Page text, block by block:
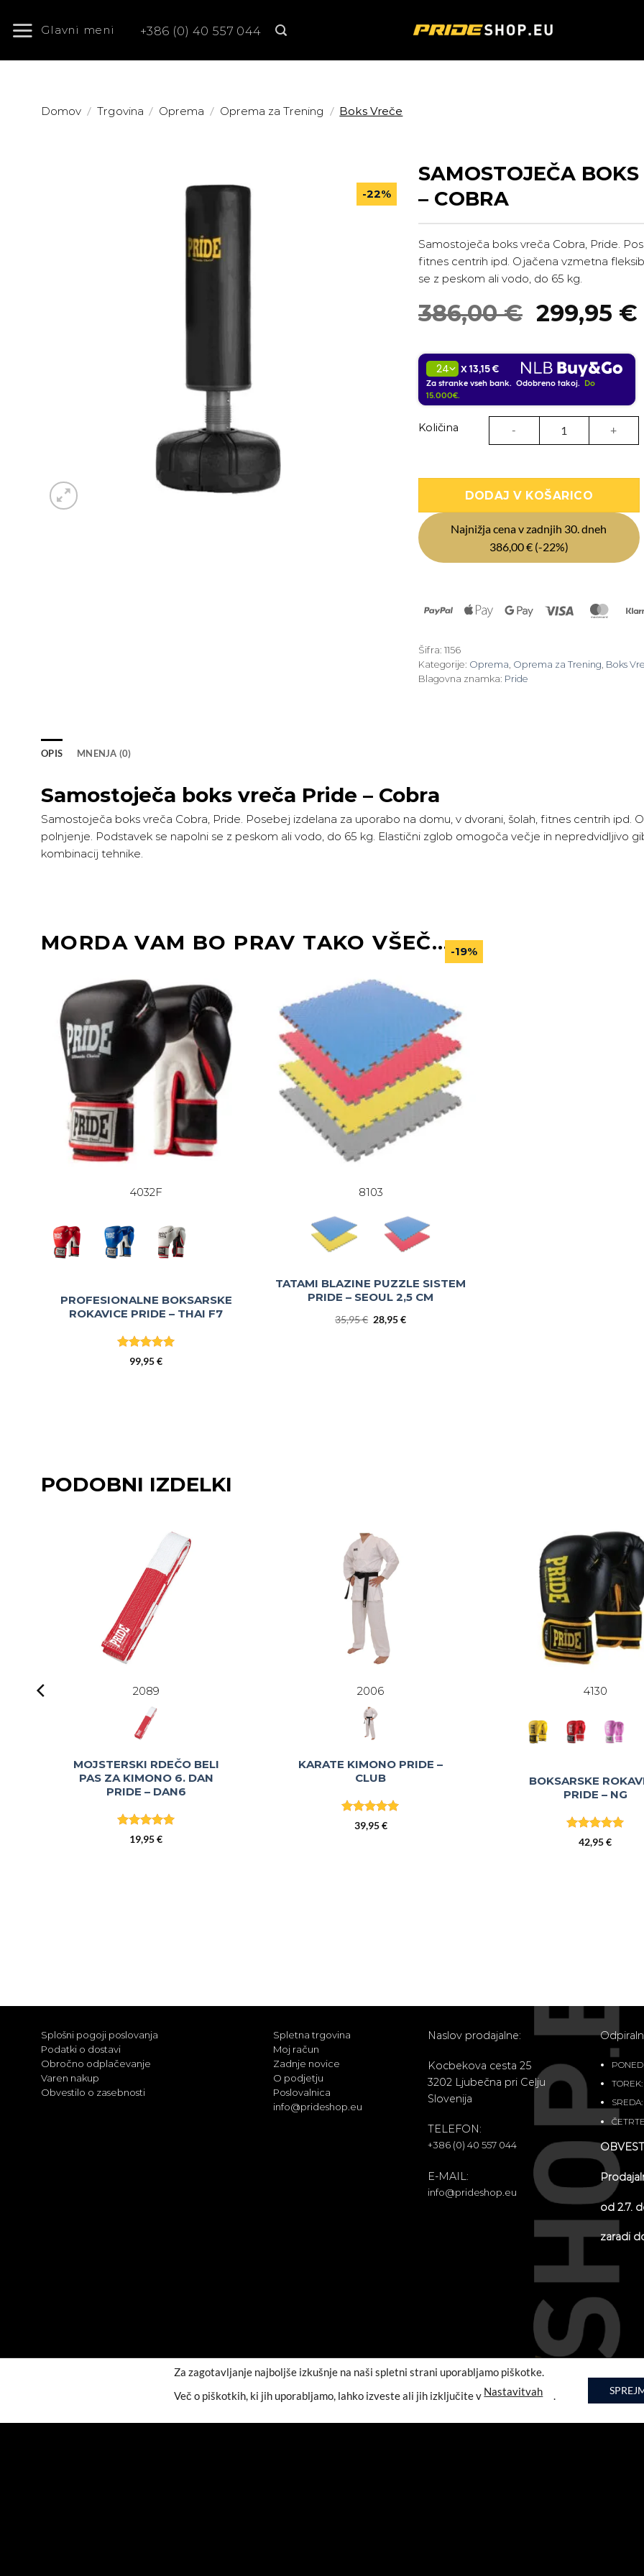
Glavni meni +386 (0) 40 557 044
Domov / Trgovina / Oprema / Oprema za Trening / Boks Vreče
-22%
SAMOSTOJEČA
– COBRA
Samostoječa boks vreča Cobra, Pride.
fitnes centrih ipd. Ojačena vzmetna
se z peskom ali vodo, do 65 kg.
386,00€ Izvirna
je
bila:
386,00
299,95 €
X 13,15 €
Za stranke vseh bank. Odobreno takoj.
Do
15.000€.
Količina
DODAJ V KOŠARICO
Najnižja cena v zadnjih 30. dneh
386,00€(-22%)
PayPal Apple
Google
Visa
Šifra: 1156
Kategorije: Oprema, Oprema za Trening, Boks
Blagovna znamka: Pride
OPIS MNENJA (0)
Samostoječa boks vreča Pride – Cobra
Samostoječa boks vreča Cobra, Pride. Posebej izdelana za uporabo na domu, v dvorani, šolah, fitnes centrih ipd.
polnjenje. Podstavek se napolni se z peskom ali vodo, do 65 kg. Elastični zglob omogoča večje in nepredvidljivo
kombinacij tehnike.
MORDA VAM BO PRAV TAKO VŠEČ…
4032F
PROFESIONALNE BOKSARSKE
ROKAVICE PRIDE – THAI F7
Ocenjeno
od 5
99,95€
-19%
8103
TATAMI BLAZINE PUZZLE SISTEM
PRIDE – SEOUL 2,5 CM
35,95€ Izvirna
28,95€Trenutna
PODOBNI IZDELKI
2089
MOJSTERSKI RDEČO BELI
PAS ZA KIMONO 6. DAN
PRIDE – DAN6
Ocenjeno
od 5
19,95€
2006
KARATE KIMONO PRIDE –
CLUB
Ocenjeno
od 5
39,95€
4130
BOKSARSKE
PRIDE – NG
Ocenjeno
od 5
42,95€
Splošni pogoji poslovanja
Podatki o dostavi
Obročno odplačevanje
Varen nakup
Obvestilo o zasebnosti
Spletna trgovina
Moj račun
Zadnje novice
O podjetju
Poslovalnica
info@prideshop.eu
Naslov prodajalne:
Kocbekova cesta 25
3202 Ljubečna pri Celju
Slovenija
TELEFON:
+386 (0) 40 557 044
E-MAIL:
info@prideshop.eu
od 2.7.
zaradi
Za zagotavljanje najboljše izkušnje na naši spletni strani uporabljamo piškotke.
Več o piškotkih, ki jih uporabljamo, lahko izveste ali jih izključite vNastavitvah